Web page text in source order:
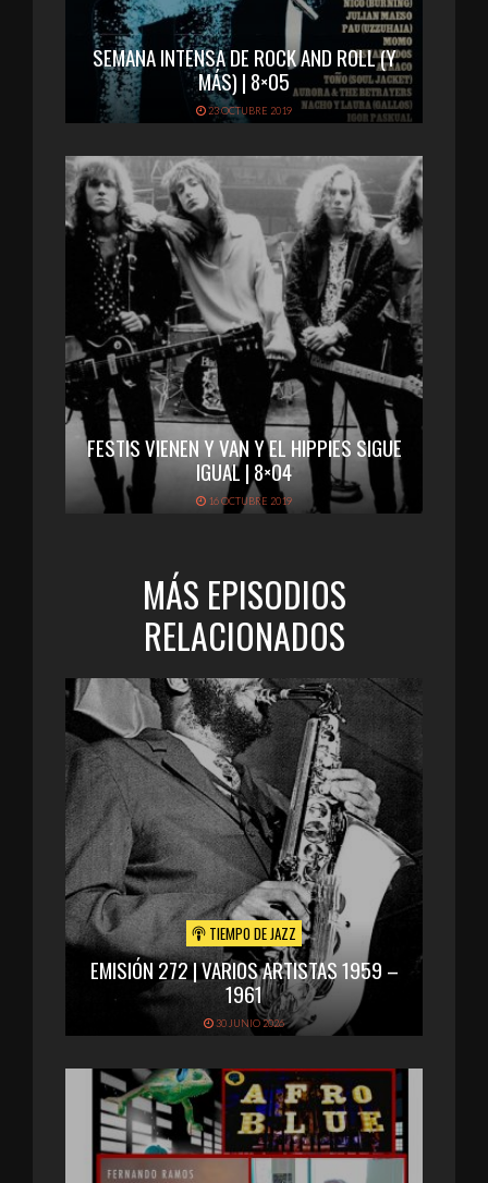
SEMANA INTENSA DE ROCK AND ROLL (Y
MÁS) | 8×05
23 OCTUBRE 2019
FESTIS VIENEN Y VAN Y EL HIPPIES SIGUE
IGUAL | 8×04
16 OCTUBRE 2019
MÁS EPISODIOS
RELACIONADOS
TIEMPO DE JAZZ
EMISIÓN 272 | VARIOS ARTISTAS 1959 –
1961
30 JUNIO 2026